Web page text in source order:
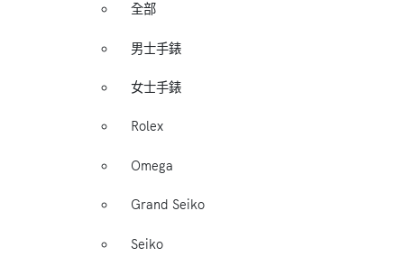
全部
男士手錶
女士手錶
Rolex
Omega
Grand Seiko
Seiko